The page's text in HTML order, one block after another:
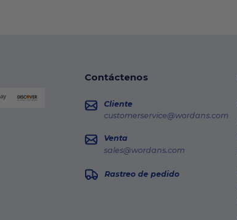
Contáctenos
Cliente
customerservice@wordans.com
Venta
sales@wordans.com
Rastreo de pedido